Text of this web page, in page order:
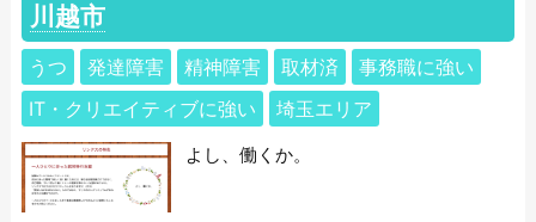
川越市
うつ 発達障害 精神障害 取材済
事務職に強い
IT・クリエイティブに強い
埼玉エリア
よし、働くか。